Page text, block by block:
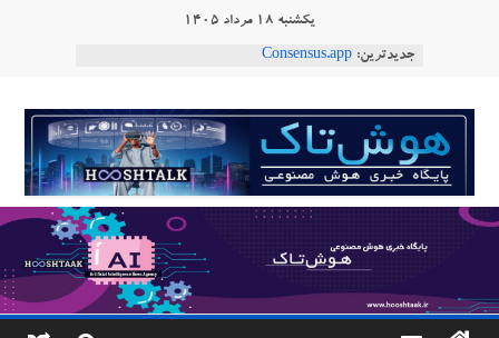
یکشنبه ۱۸ مرداد ۱۴۰۵
جدیدترین: Consensus.app
طبیعی فارسی
ربات «Aru» محصول شرکت فرانسوی Nio
Robotics
هوشتاک
پایگاه
خبری